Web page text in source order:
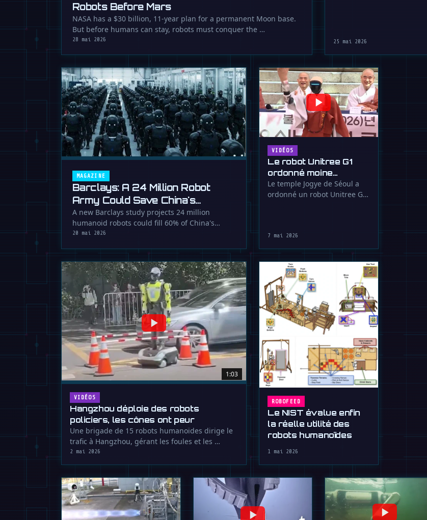
Robots Before Mars
NASA has a $30 billion, 11-year plan for a permanent Moon base.
But before humans can stay, robots must conquer the …
28 mai 2026 25 mai 2026
MAGAZINE
Barclays: A 24 Million Robot
Army Could Save China's
Economy
A new Barclays study projects 24 million
humanoid robots could fill 60% of China's
looming labor gap by 2035, reshaping …
20 mai 2026
VIDÉOS
Le robot Unitree G1
ordonné moine
bouddhiste en Corée
du Sud
Le temple Jogye de Séoul a
ordonné un robot Unitree G1
7 mai 2026
1:03
VIDÉOS
Hangzhou déploie des robots
policiers, les cônes ont peur
Une brigade de 15 robots humanoïdes dirige le
trafic à Hangzhou, gérant les foules et les …
2 mai 2026
ROBOFEED
Le NIST évalue enfin
la réelle utilité des
robots humanoïdes
1 mai 2026